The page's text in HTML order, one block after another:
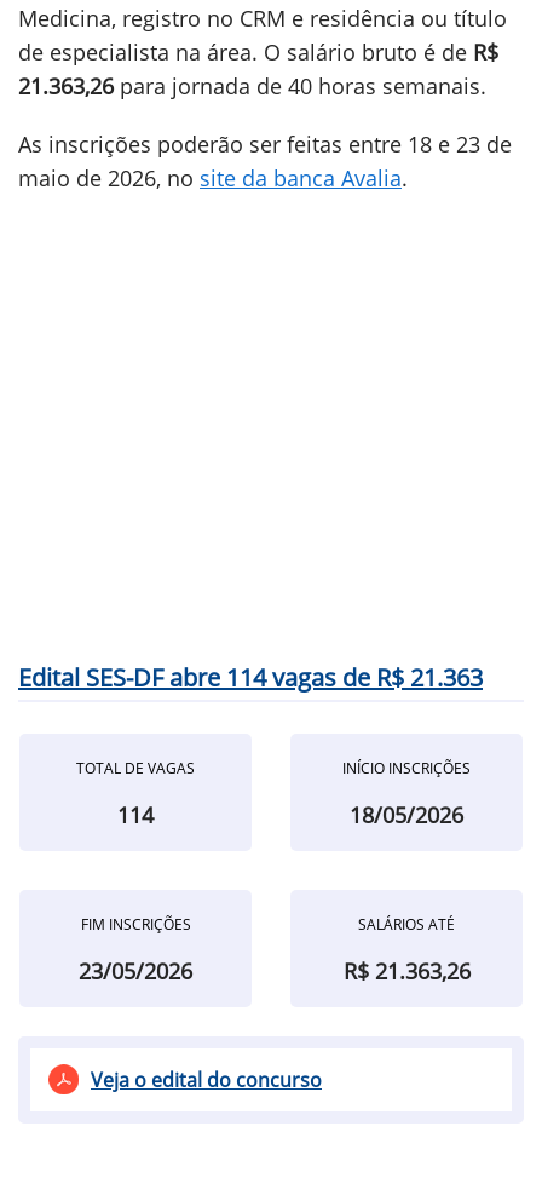
Medicina, registro no CRM e residência ou título
de especialista na área. O salário bruto é de R$
21.363,26para jornada de 40 horas semanais.
As inscrições poderão ser feitas entre 18 e 23 de
maio de 2026, no site da banca Avalia.
Edital SES-DF abre 114 vagas de R$ 21.363
TOTAL DE VAGAS
114
INÍCIO INSCRIÇÕES
18/05/2026
FIM INSCRIÇÕES
23/05/2026
SALÁRIOS ATÉ
R$ 21.363,26
Veja o edital do concurso